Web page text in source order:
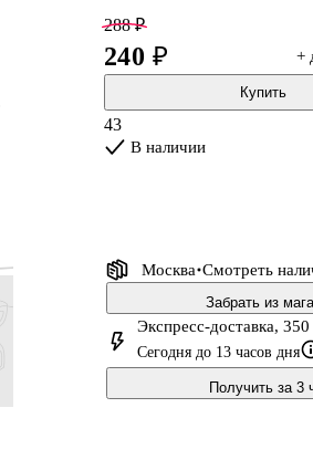
288 ₽
240 ₽ +
Купить
43
В наличии
Москва Смотреть
Забрать из
Экспресс-доставка,
Сегодня до 13 часов дня
Получить за 3